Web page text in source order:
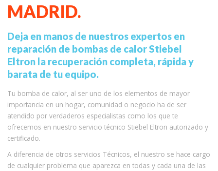
MADRID.
Deja en manos de nuestros expertos en
reparación de bombas de calor Stiebel
Eltron la recuperación completa, rápida y
barata de tu equipo.
Tu bomba de calor, al ser uno de los elementos de mayor
importancia en un hogar, comunidad o negocio ha de ser
atendido por verdaderos especialistas como los que te
ofrecemos en nuestro servicio técnico Stiebel Eltron autorizado y
certificado.
A diferencia de otros servicios Técnicos, el nuestro se hace cargo
de cualquier problema que aparezca en todas y cada una de las